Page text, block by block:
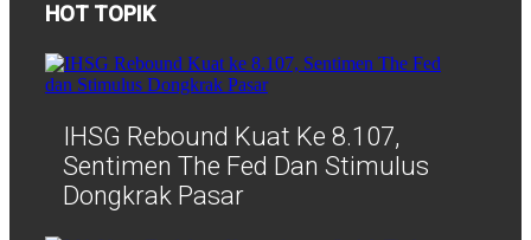
HOT TOPIK
IHSG Rebound Kuat Ke 8.107,
Sentimen The Fed Dan Stimulus
Dongkrak Pasar